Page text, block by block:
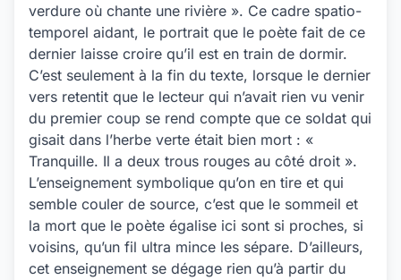
verdure où chante une rivière ». Ce cadre spatio-
temporel aidant, le portrait que le poète fait de ce
dernier laisse croire qu’il est en train de dormir.
C’est seulement à la fin du texte, lorsque le dernier
vers retentit que le lecteur qui n’avait rien vu venir
du premier coup se rend compte que ce soldat qui
gisait dans l’herbe verte était bien mort : «
Tranquille. Il a deux trous rouges au côté droit ».
L’enseignement symbolique qu’on en tire et qui
semble couler de source, c’est que le sommeil et
la mort que le poète égalise ici sont si proches, si
voisins, qu’un fil ultra mince les sépare. D’ailleurs,
cet enseignement se dégage rien qu’à partir du